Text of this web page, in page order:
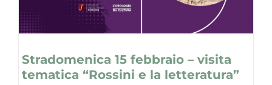
Stradomenica 15 febbraio – visita
tematica “Rossini e la letteratura”